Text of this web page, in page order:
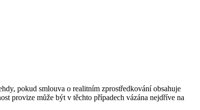
pokud smlouva o realitním zprostředkování obsahuje
provize může být v těchto případech vázána nejdříve na